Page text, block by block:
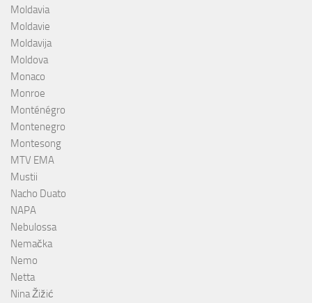
Moldavia
Moldavie
Moldavija
Moldova
Monaco
Monroe
Monténégro
Montenegro
Montesong
MTV EMA
Mustii
Nacho Duato
NAPA
Nebulossa
Nemačka
Nemo
Netta
Nina Žižić